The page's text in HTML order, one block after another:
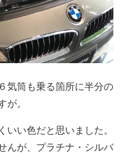
気筒も乗る箇所に半分の
。
い色だと思いました。
んが、プラチナ・シルバ